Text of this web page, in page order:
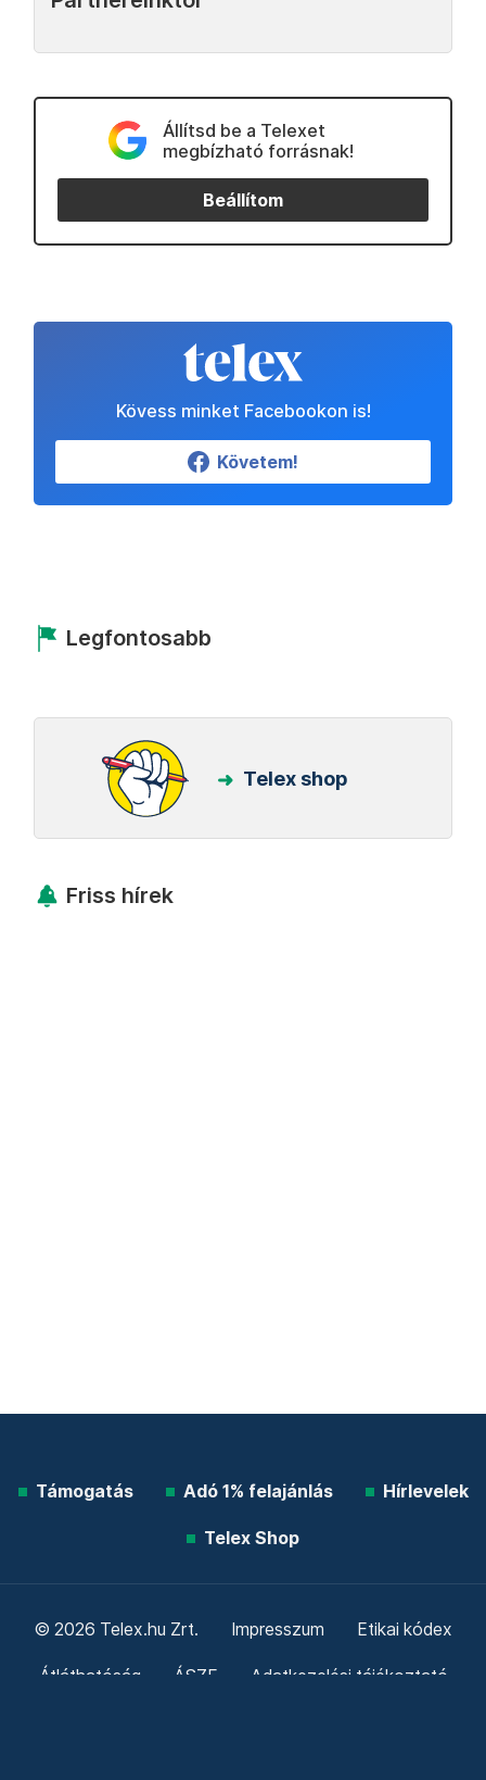
Állítsd be a Telexet
megbízható forrásnak!
Beállítom
Kövess minket Facebookon is!
Követem!
Legfontosabb
Telex shop
Friss hírek
Támogatás Adó 1% felajánlás Hírlevelek
Telex Shop
© 2026 Telex.hu Zrt. Impresszum Etikai kódex
Átláthatóság ÁSZF Adatkezelési tájékoztató